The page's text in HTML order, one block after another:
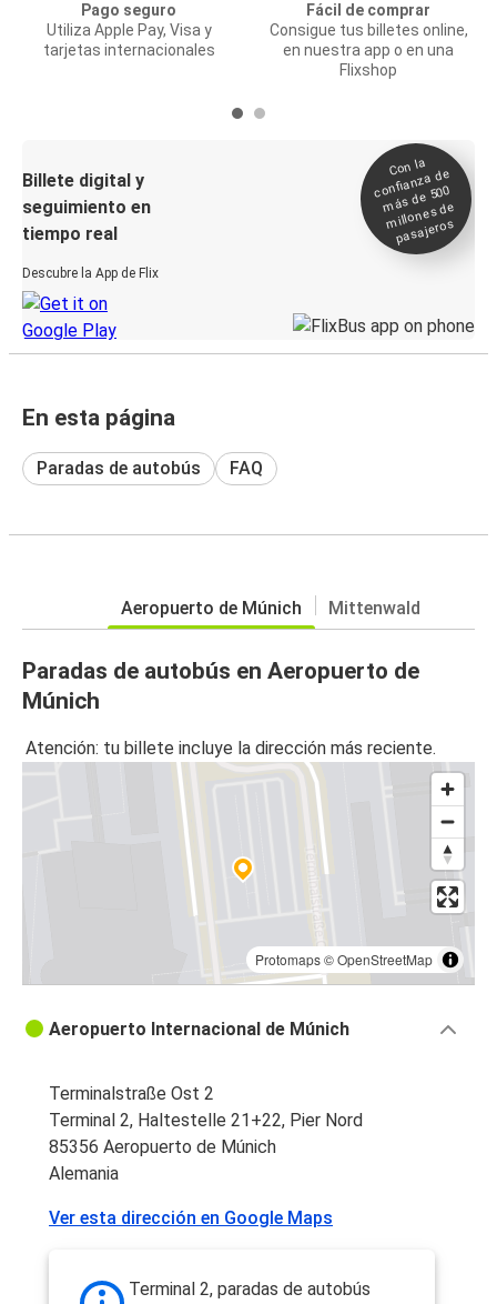
Pago seguro
Utiliza Apple Pay, Visa y
tarjetas internacionales
Fácil de comprar
Consigue tus billetes online,
en nuestra app o en una
Flixshop
Billete digital y
seguimiento en
tiempo real
Descubre la App de Flix
Con la
confianza de
más de 500
millones de
pasajeros
En esta página
Paradas de autobús FAQ
Aeropuerto de Múnich Mittenwald
Paradas de autobús en Aeropuerto de
Múnich
Atención: tu billete incluye la dirección más reciente.
Protomaps©OpenStreetMap
Aeropuerto Internacional de Múnich
Terminalstraße Ost 2
Terminal 2, Haltestelle 21+22, Pier Nord
85356 Aeropuerto de Múnich
Alemania
Ver esta dirección en Google Maps
Terminal 2, paradas de autobús